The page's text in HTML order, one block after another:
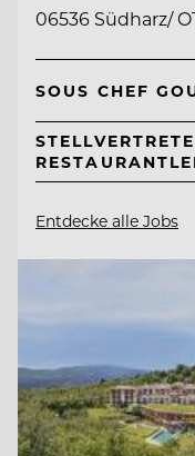
06536 Südharz/
SOUS CHEF
Entdecke alle Jobs